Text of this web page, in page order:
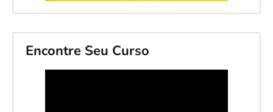
Encontre Seu Curso